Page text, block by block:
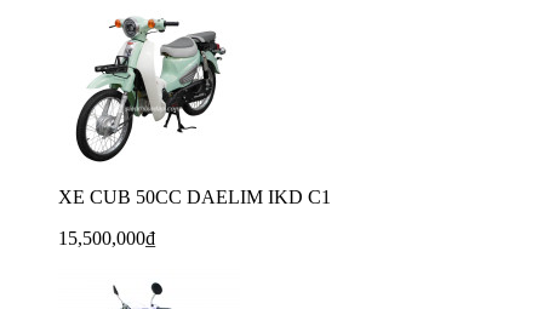
XE CUB 50CC DAELIM IKD C1
15,500,000₫